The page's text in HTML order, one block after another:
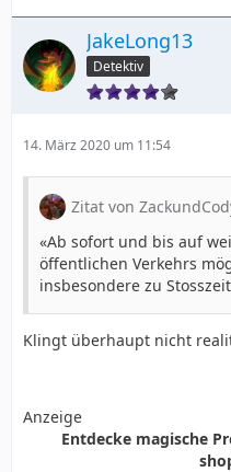
JakeLong13
Detektiv
14. März 2020 um 11:54
Zitat von
«Ab sofort und bis auf
öffentlichen Verkehrs
insbesondere zu
Klingt überhaupt nicht
Anzeige
Entdecke magische